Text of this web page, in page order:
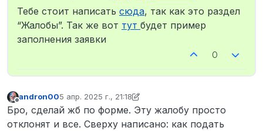
Тебе стоит написать сюда, так как это раздел
“Жалобы”. Так же вот тут будет пример
заполнения заявки
0
andron005 апр. 2025 г., 21:18
отредактировано andron00
Бро, сделай жб по форме. Эту жалобу просто
отклонят и все. Сверху написано: как подать